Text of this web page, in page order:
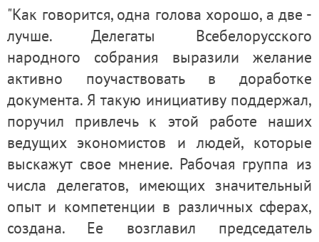
"Как говорится, одна голова хорошо, а две -
лучше. Делегаты Всебелорусского
народного собрания выразили желание
активно поучаствовать в доработке
документа. Я такую инициативу поддержал,
поручил привлечь к этой работе наших
ведущих экономистов и людей, которые
выскажут свое мнение. Рабочая группа из
числа делегатов, имеющих значительный
опыт и компетенции в различных сферах,
создана. Ее возглавил председатель